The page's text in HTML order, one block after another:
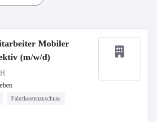
Mobiler
(m/w/d)
Fahrtkostenzuschuss